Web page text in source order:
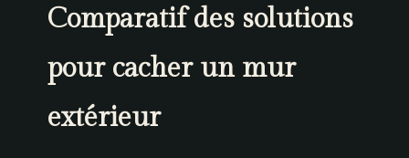
Comparatif des solutions
pour cacher un mur
extérieur